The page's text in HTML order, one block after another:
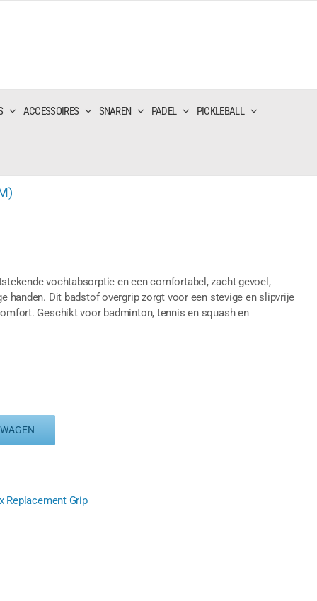
ACCESSOIRES SNAREN PADEL PICKLEBALL
vochtabsorptie en een comfortabel, zacht gevoel,
handen. Dit badstof overgrip zorgt voor een stevige en slipvrije
Geschikt voor badminton, tennis en squash en
Replacement Grip